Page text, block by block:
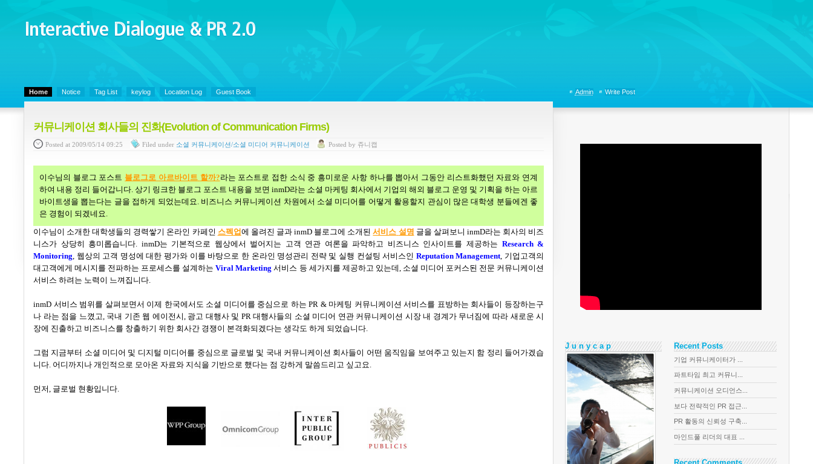
Interactive Dialogue &
PR 2.0
Home Notice Tag List keylog Location Log Guest Book
커뮤니케이션 회사들의 진화(Evolution of Communication Firms)
Posted at 2009/05/14 09:25 Filed under 소셜 커뮤니케이션/소셜 미디어 커뮤니케이션 Posted by 쥬니캡
이수님의 블로그 포스트 블로그로 아르바이트 할까?라는 포스트로 접한 소식 중 흥미로운 사항 하나를 뽑아서 그동안 리스트화했던 자료와 연계
하여 내용 정리 들어갑니다. 상기 링크한 블로그 포스트 내용을 보면 inmD라는 소셜 마케팅 회사에서 기업의 해외 블로그 운영 및 기획을 하는 아르
바이트생을 뽑는다는 글을 접하게 되었는데요. 비즈니스 커뮤니케이션 차원에서 소셜 미디어를 어떻게 활용할지 관심이 많은 대학생 분들에겐 좋
은 경험이 되겠네요.
이수님이 소개한 대학생들의 경력쌓기 온라인 카페인 스펙업 에 올려진 글과inmD 블로그에 소개된 서비스 설명 글을 살펴보니 inmD라는 회사의 비즈
니스가 상당히 흥미롭습니다. inmD는 기본적으로 웹상에서 벌어지는 고객 연관 여론을 파악하고 비즈니스 인사이트를 제공하는 Research &
Monitoring, 웹상의 고객 명성에 대한 평가와 이를 바탕으로 한 온라인 명성관리 전략 및 실행 컨설팅 서비스인 Reputation Management, 기업고객의
대고객에게 메시지를 전파하는 프로세스를 설계하는 Viral Marketing 서비스 등 세가지를 제공하고 있는데, 소셜 미디어 포커스된 전문 커뮤니케이션
서비스 하려는 노력이 느껴집니다.
inmD 서비스 범위를 살펴보면서 이제 한국에서도 소셜 미디어를 중심으로 하는 PR & 마케팅 커뮤니케이션 서비스를 표방하는 회사들이 등장하는구
나 라는 점을 느꼈고, 국내 기존 웹 에이전시, 광고 대행사 및 PR대행사들의 소셜 미디어 연관 커뮤니케이션 시장 내 경계가 무너짐에 따라 새로운 시
장에 진출하고 비즈니스를 창출하기 위한 회사간 경쟁이 본격화되겠다는 생각도 하게 되었습니다.
그럼 지금부터 소셜 미디어 및 디지털 미디어를 중심으로 글로벌 및 국내 커뮤니케이션 회사들이 어떤 움직임을 보여주고 있는지 함 정리 들어가겠습
니다. 어디까지나 개인적으로 모아온 자료와 지식을 기반으로 했다는 점 강하게 말씀드리고 싶고요.
먼저, 글로벌 현황입니다.
Admin Write Post
J u n y c a p Recent Posts
기업 커뮤니케이터가 ...
파트타임 최고 커뮤니...
커뮤니케이션 오디언스...
보다 전략적인 PR 접근...
PR 활동의 신뢰성 구축...
마인드풀 리더의 대표 ...